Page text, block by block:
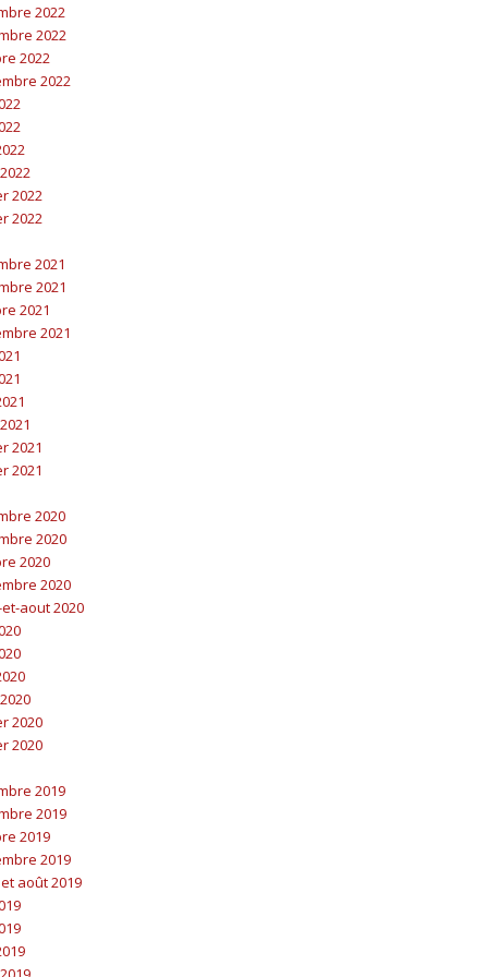
2022
2022
2022
2022
2022
2022
2021
2021
2021
2021
2021
2021
2020
2020
2020
2020
aout 2020
2020
2020
2019
2019
2019
2019
août 2019